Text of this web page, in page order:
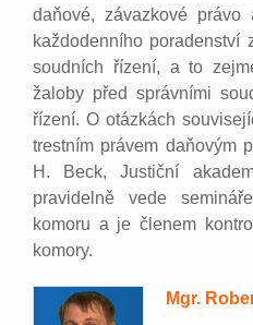
daňové, závazkové
každodenního poradenství
soudních řízení, a to
žaloby před správními
řízení. O otázkách
trestním právem daňovým
H. Beck, Justiční
pravidelně vede
komoru a je členem
komory.
Mgr.